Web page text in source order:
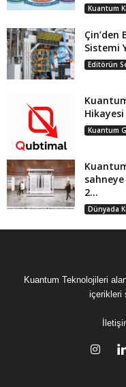
Kuantum
Sistemi
Editörün
Hikayesi
Kuantum
sahneye
2...
Dünyada
Kuantum Teknolojileri
içerikleri